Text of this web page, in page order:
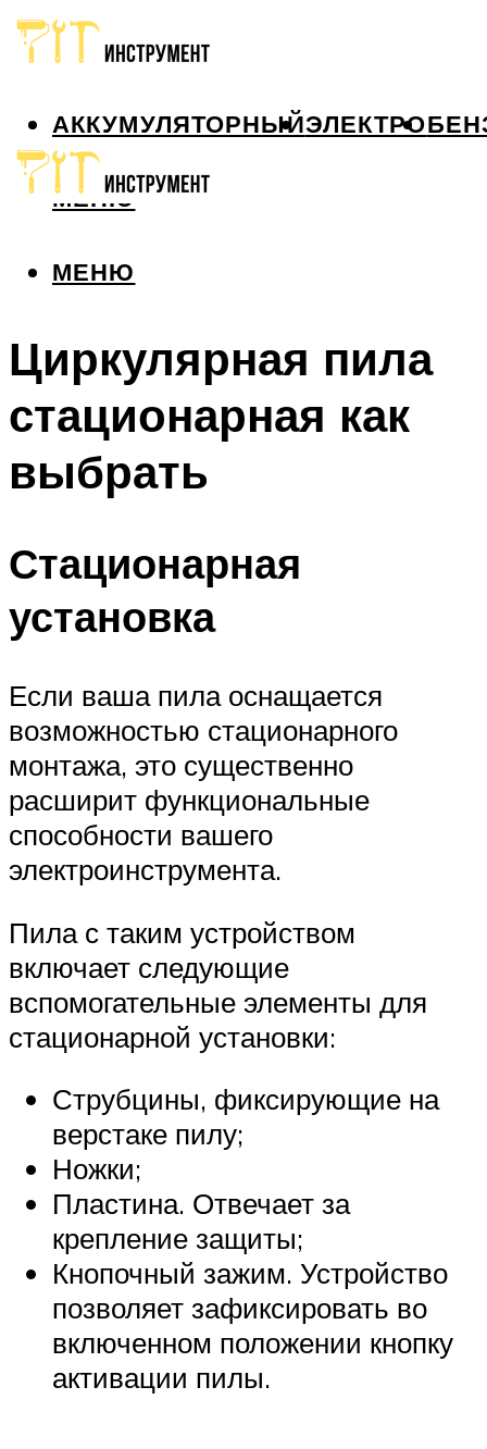
АККУМУЛЯТОРНЫЙЭЛЕКТРО
МЕНЮ
МЕНЮ
Циркулярная пила
стационарная как
выбрать
Стационарная
установка
Если ваша пила оснащается
возможностью стационарного
монтажа, это существенно
расширит функциональные
способности вашего
электроинструмента.
Пила с таким устройством
включает следующие
вспомогательные элементы для
стационарной установки:
Струбцины, фиксирующие на
верстаке пилу;
Ножки;
Пластина. Отвечает за
крепление защиты;
Кнопочный зажим. Устройство
позволяет зафиксировать во
включенном положении кнопку
активации пилы.